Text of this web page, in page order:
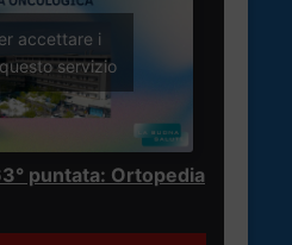
accettare i
servizio
puntata: Ortopedia